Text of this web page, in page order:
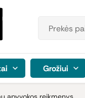
Grožiui